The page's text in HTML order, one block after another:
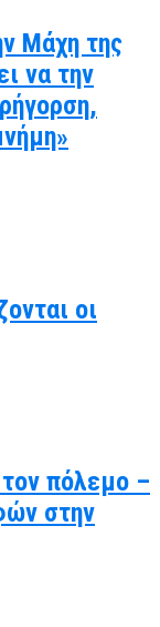
Μάχη της
να την
οι
πόλεμο –
στην